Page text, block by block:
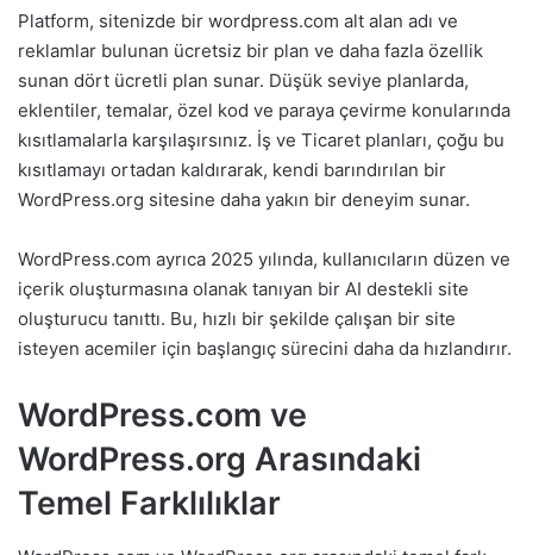
Platform, sitenizde bir wordpress.com alt alan adı ve
reklamlar bulunan ücretsiz bir plan ve daha fazla özellik
sunan dört ücretli plan sunar. Düşük seviye planlarda,
eklentiler, temalar, özel kod ve paraya çevirme konularında
kısıtlamalarla karşılaşırsınız. İş ve Ticaret planları, çoğu bu
kısıtlamayı ortadan kaldırarak, kendi barındırılan bir
WordPress.org sitesine daha yakın bir deneyim sunar.
WordPress.com ayrıca 2025 yılında, kullanıcıların düzen ve
içerik oluşturmasına olanak tanıyan bir AI destekli site
oluşturucu tanıttı. Bu, hızlı bir şekilde çalışan bir site
isteyen acemiler için başlangıç sürecini daha da hızlandırır.
WordPress.com ve
WordPress.org Arasındaki
Temel Farklılıklar